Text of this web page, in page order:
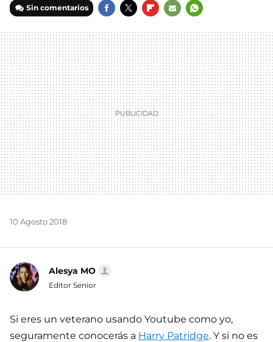
Sin comentarios
MAIL
10 Agosto 2018
Alesya MO
Editor Senior
Si eres un veterano usando Youtube como yo,
seguramente conocerás a Harry Patridge. Y si no es